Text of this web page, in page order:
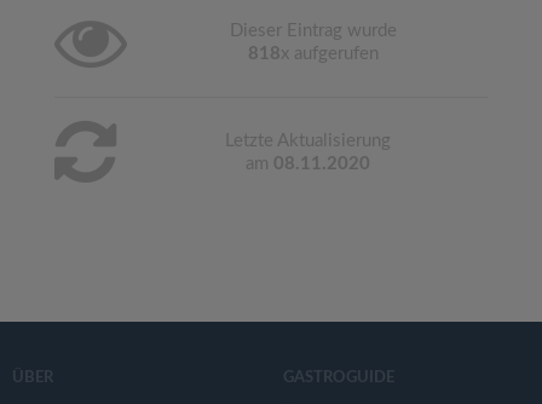
Dieser Eintrag wurde
818x aufgerufen
Letzte Aktualisierung
am 08.11.2020
ÜBER GASTROGUIDE